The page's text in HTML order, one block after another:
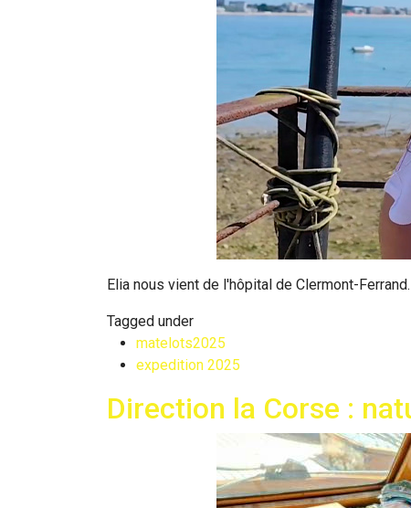
Elia nous vient de l'hôpital de Clermont-
Tagged under
matelots2025
expedition 2025
Direction la Corse :